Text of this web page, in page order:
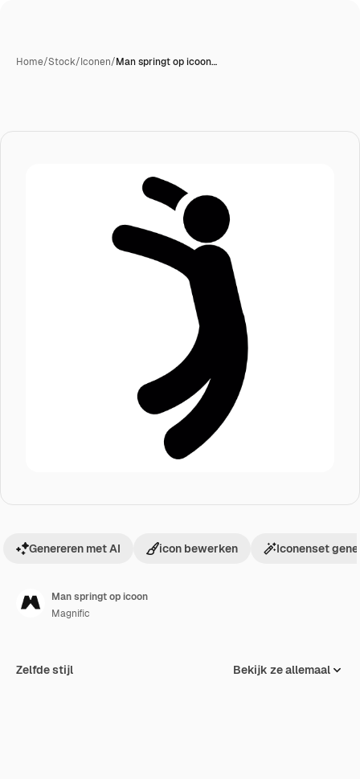
Home/Stock/Iconen/Man springt op icoon…
Genereren met AI icon bewerken Iconenset
Man springt op icoon
Magnific
Zelfde stijl Bekijk ze allemaal